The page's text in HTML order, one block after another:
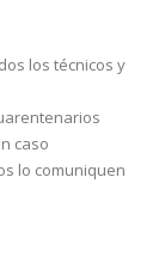
los técnicos y
caso
lo comuniquen